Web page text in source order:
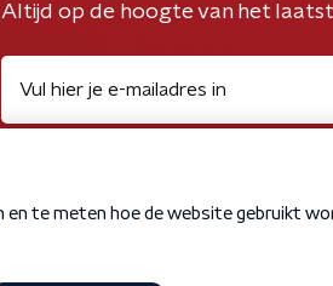
Altijd op de hoogte van het